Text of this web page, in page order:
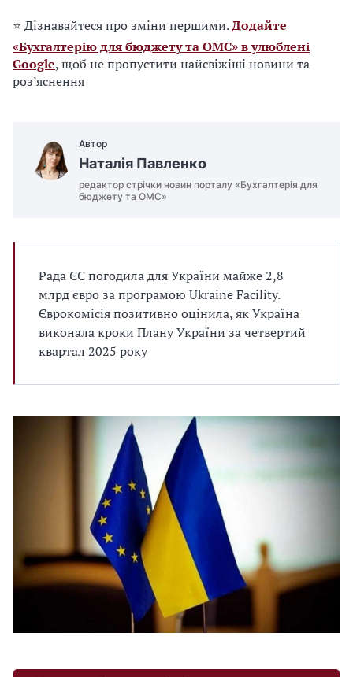
⭐ Дізнавайтеся про зміни першими.Додайте
«Бухгалтерію для бюджету та ОМС» в улюблені
Google, щоб не пропустити найсвіжіші новини та
роз’яснення
Автор
Наталія Павленко
редактор стрічки новин порталу «Бухгалтерія для
бюджету та ОМС»
Рада ЄС погодила для України майже 2,8
млрд євро за програмою Ukraine Facility.
Єврокомісія позитивно оцінила, як Україна
виконала кроки Плану України за четвертий
квартал 2025 року